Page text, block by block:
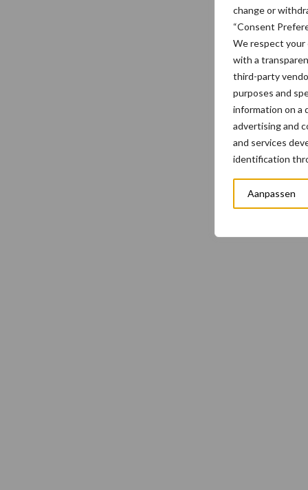
change or
“Consent
We respect your
with a
third-party
purposes and
information on a
advertising and
and services
identification
Aanpassen